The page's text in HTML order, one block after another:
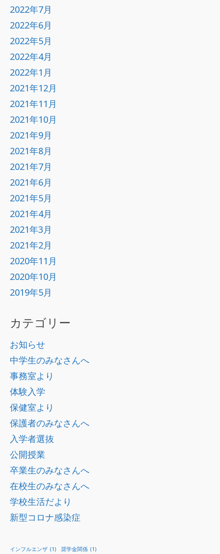
2022年7月
2022年6月
2022年5月
2022年4月
2022年1月
2021年12月
2021年11月
2021年10月
2021年9月
2021年8月
2021年7月
2021年6月
2021年5月
2021年4月
2021年3月
2021年2月
2020年11月
2020年10月
2019年5月
カテゴリー
お知らせ
中学生のみなさんへ
事務室より
体験入学
保健室より
保護者のみなさんへ
入学者選抜
公開授業
卒業生のみなさんへ
在校生のみなさんへ
学校生活だより
新型コロナ感染症
インフルエンザ (1) 奨学金関係 (1)